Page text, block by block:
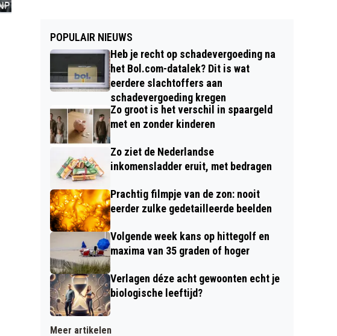
POPULAIR NIEUWS
Heb je recht op schadevergoeding na
het Bol.com-datalek? Dit is wat
eerdere slachtoffers aan
schadevergoeding kregen
Zo groot is het verschil in spaargeld
met en zonder kinderen
Zo ziet de Nederlandse
inkomensladder eruit, met bedragen
Prachtig filmpje van de zon: nooit
eerder zulke gedetailleerde beelden
Volgende week kans op hittegolf en
maxima van 35 graden of hoger
Verlagen déze acht gewoonten echt je
biologische leeftijd?
Meer artikelen